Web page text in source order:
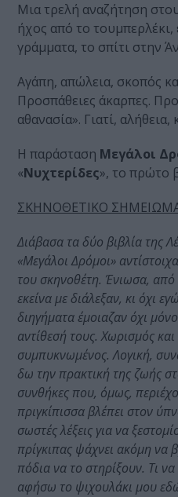
Μια τρελή αναζήτηση
ήχος από το
γράμματα, το σπίτι στην
Αγάπη, απώλεια, σκοπός
Προσπάθειες άκαρπες.
αθανασία». Γιατί,
Η παράσταση Μεγάλοι
«Νυχτερίδες», το πρώτο
ΣΚΗΝΟΘΕΤΙΚΟ
Διάβασα τα δύο βιβλία της
«Μεγάλοι Δρόμοι»
του σκηνοθέτη. Ένιωσα,
εκείνα με διάλεξαν, κι όχι
διηγήματα έμοιαζαν όχι
αντίθεσή τους. Χωρισμός
συμπυκνωμένος. Λογική,
δω την πρακτική της ζωής
συνθήκες που, όμως,
πριγκίπισσα βλέπει στον
σωστές λέξεις για να
πρίγκιπας ψάχνει ακόμη να
πόδια να το στηρίξουν. Τι
αφήσω το ψιχουλάκι μου